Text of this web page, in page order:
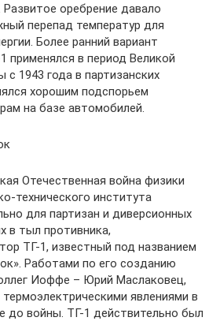
оребрение давало
перепад температур для
Более ранний вариант
применялся в период Великой
с 1943 года в партизанских
хорошим подспорьем
на базе автомобилей.
Отечественная война физики
технического института
для партизан и диверсионных
в тыл противника,
ТГ-1, известный под названием
Работами по его созданию
Иоффе – Юрий Маслаковец,
явлениями в
до войны. ТГ-1 действительно был